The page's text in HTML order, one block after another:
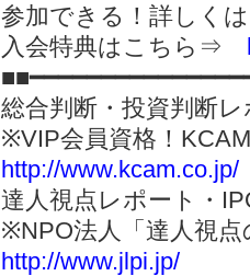
参加できる！詳し
入会特典はこちら⇒
総合判断・投資判断
※VIP会員資格！
http://www.kcam.co.jp/
達人視点レポート・
※NPO法人「達人視
http://www.jlpi.jp/